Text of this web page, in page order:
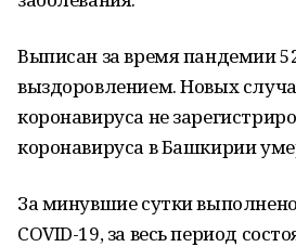
Выписан за время пандемии
выздоровлением. Новых
коронавируса не
коронавируса в Башкирии
За минувшие сутки
COVID-19, за весь период